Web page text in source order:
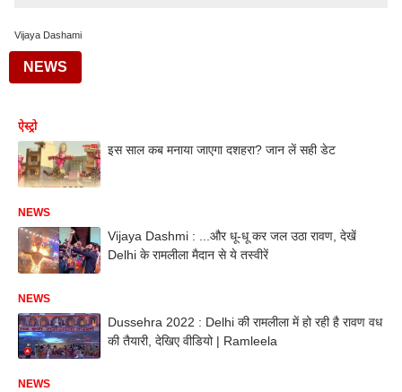
Vijaya Dashami
NEWS
ऐस्ट्रो
इस साल कब मनाया जाएगा दशहरा? जान लें सही डेट
NEWS
Vijaya Dashmi : ...और धू-धू कर जल उठा रावण, देखें
Delhi के रामलीला मैदान से ये तस्वीरें
NEWS
Dussehra 2022 : Delhi की रामलीला में हो रही है रावण वध
की तैयारी, देखिए वीडियो | Ramleela
NEWS